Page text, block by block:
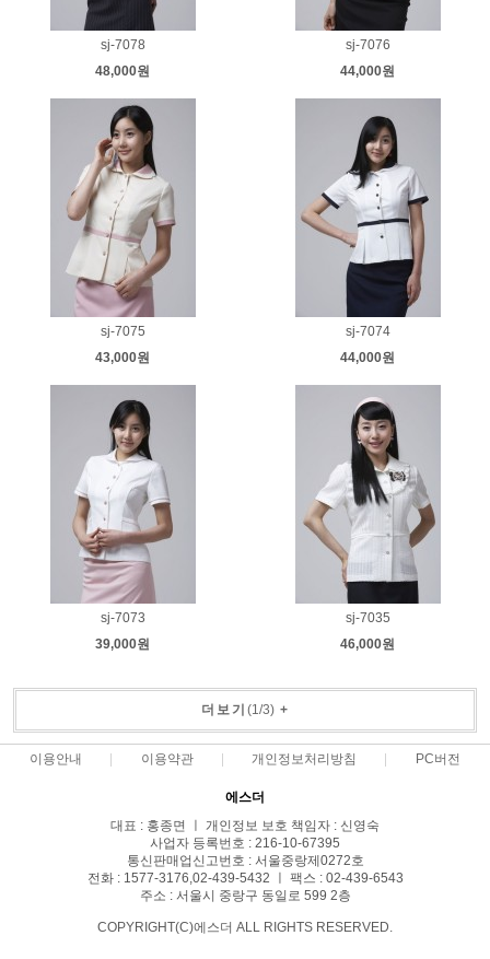
sj-7078
48,000원
sj-7076
44,000원
sj-7075
43,000원
sj-7074
44,000원
sj-7073
39,000원
sj-7035
46,000원
더보기 (1/3)+
이용안내 이용약관 개인정보처리방침 PC버전
에스더
대표 : 홍종면 ㅣ 개인정보 보호 책임자 : 신영숙
사업자 등록번호 : 216-10-67395
통신판매업신고번호 : 서울중랑제0272호
전화 : 1577-3176,02-439-5432 ㅣ 팩스 : 02-439-6543
주소 : 서울시 중랑구 동일로 599 2층
COPYRIGHT(C)에스더 ALL RIGHTS RESERVED.